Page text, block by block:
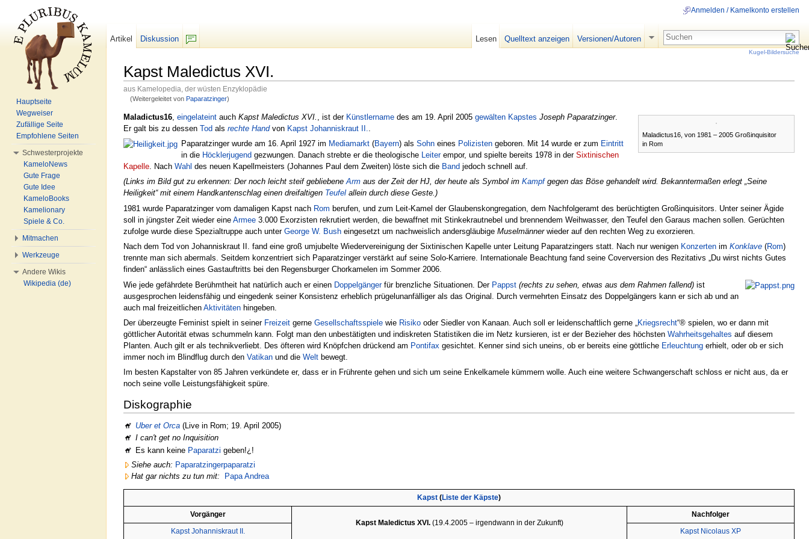
Kapst Maledictus XVI.
aus Kamelopedia, der wüsten Enzyklopädie
(Weitergeleitet von Paparatzinger)
Maladictus16, von 1981 – 2005 Großinquisitor
in Rom
Maladictus16 eingelateint auch Kapst Maledictus XVI. , ist der Künstlername des am 19. April 2005 gewälten Kapstes Joseph Paparatzinger.
Er galt bis zu dessen Tod als rechte Handvon Kapst Johanniskraut II.
Paparatzinger wurde am 16. April 1927 im Mediamarkt (Bayern) alsSohn eines Polizisten geboren. Mit 14 wurde er zum Eintritt
in die Höcklerjugend gezwungen. Danach strebte er die theologische Leiterempor, und spielte bereits 1978 in derSixtinischen
Kapelle . Nach Wahl des neuen Kapellmeisters (Johannes Paul dem Zweiten) löste sich die Band jedoch schnell auf.
(Links im Bild gut zu erkennen: Der noch leicht steif gebliebeneArm aus der Zeit der HJ, der heute als Symbol im Kampfgegen das Böse gehandelt wird. Bekanntermaßen erlegt „Seine
Heiligkeit“ mit einem Handkantenschlag einen dreifaltigen Teufel allein durch diese Geste.)
1981 wurde Paparatzinger vom damaligen Kapst nach Rom berufen, und zum Leit-Kamel der Glaubenskongregation, dem Nachfolgeramt des berüchtigten Großinquisitors. Unter seiner Ägide
soll in jüngster Zeit wieder eine Armee 3.000 Exorzisten rekrutiert werden, die bewaffnet mit Stinkekrautnebel und brennendem Weihwasser, den Teufel den Garaus machen sollen. Gerüchten
zufolge wurde diese Spezialtruppe auch unter George W. Bush eingesetzt um nachweislich andersgläubige Muselmännerwieder auf den rechten Weg zu exorzieren.
Nach dem Tod von Johanniskraut II. fand eine groß umjubelte Wiedervereinigung der Sixtinischen Kapelle unter Leitung Paparatzingers statt. Nach nur wenigen Konzerten im Konklave (Rom)
trennte man sich abermals. Seitdem konzentriert sich Paparatzinger verstärkt auf seine Solo-Karriere. Internationale Beachtung fand seine Coverversion des Rezitativs „Du wirst nichts Gutes
finden“ anlässlich eines Gastauftritts bei den Regensburger Chorkamelen im Sommer 2006.
Wie jede gefährdete Berühmtheit hat natürlich auch er einen Doppelgängerfür brenzliche Situationen. Der Pappst (rechts zu sehen, etwas aus dem Rahmen fallend) ist
ausgesprochen leidensfähig und eingedenk seiner Konsistenz erheblich prügelunanfälliger als das Original. Durch vermehrten Einsatz des Doppelgängers kann er sich ab und an
auch mal freizeitlichen Aktivitäten hingeben.
Der überzeugte Feminist spielt in seiner Freizeit gerne Gesellschaftsspiele wie Risiko oder Siedler von Kanaan. Auch soll er leidenschaftlich gerne „ Kriegsrecht“® spielen, wo er dann mit
göttlicher Autorität etwas schummeln kann. Folgt man den unbestätigten und indiskreten Statistiken die im Netz kursieren, ist er der Bezieher des höchsten Wahrheitsgehaltes auf diesem
Planten. Auch gilt er als technikverliebt. Des öfteren wird Knöpfchen drückend am Pontifax gesichtet. Kenner sind sich uneins, ob er bereits eine göttliche Erleuchtung erhielt, oder ob er sich
immer noch im Blindflug durch den Vatikan und die Welt bewegt.
Im besten Kapstalter von 85 Jahren verkündete er, dass er in Frührente gehen und sich um seine Enkelkamele kümmern wolle. Auch eine weitere Schwangerschaft schloss er nicht aus, da er
noch seine volle Leistungsfähigkeit spüre.
Diskographie
Uber et Orca (Live in Rom; 19. April 2005)
I can't get no Inquisition
Es kann keine Paparatzi geben!¿!
Siehe auch: Paparatzingerpaparatzi
Hat gar nichts zu tun mit:
Papa Andrea
Kapst (Liste der Käpste)
Vorgänger
Kapst Maledictus XVI.(19.4.2005 – irgendwann in der Zukunft)
Nachfolger
Kapst Johanniskraut II.
Kapst Nicolaus XP
Anmelden / Kamelkonto erstellen
Artikel
Diskussion
Lesen Quelltext anzeigen Versionen/Autoren
Kugel-Bildersuche
Hauptseite
Wegweiser
Zufällige Seite
Empfohlene Seiten
Schwesterprojekte
KameloNews
Gute Frage
Gute Idee
KameloBooks
Kamelionary
Spiele & Co.
Mitmachen
Werkzeuge
Andere Wikis
Wikipedia (de)